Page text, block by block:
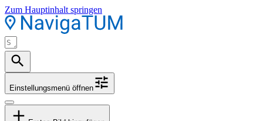
Zum Hauptinhalt springen
Einstellungsmenü öffnen